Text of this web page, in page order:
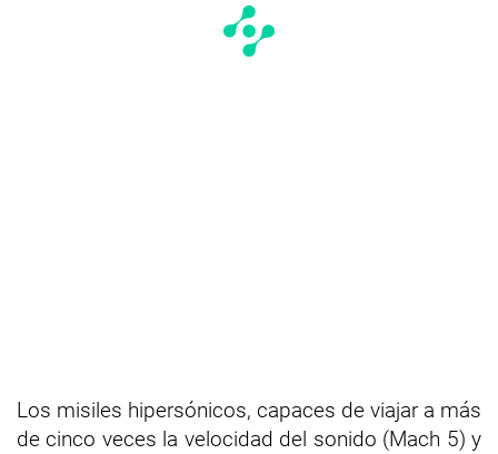
Los misiles hipersónicos, capaces de viajar a más
de cinco veces la velocidad del sonido (Mach 5) y